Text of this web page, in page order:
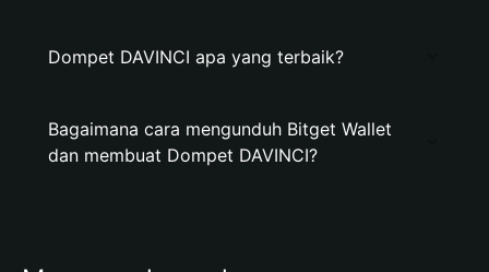
Dompet DAVINCI apa yang terbaik?
Bagaimana cara mengunduh Bitget Wallet
dan membuat Dompet DAVINCI?